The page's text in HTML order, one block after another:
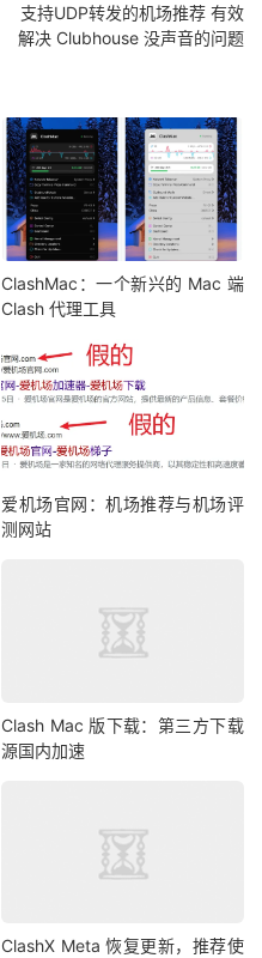
支持UDP转发的机场推荐 有效
解决 Clubhouse 没声音的问题
ClashMac：一个新兴的 Mac 端
Clash 代理工具
爱机场官网：机场推荐与机场评
测网站
Clash Mac 版下载：第三方下载
源国内加速
ClashX Meta 恢复更新，推荐使